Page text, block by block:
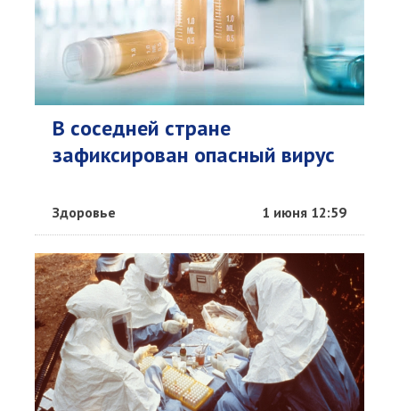
В соседней стране
зафиксирован опасный вирус
Здоровье 1 июня 12:59